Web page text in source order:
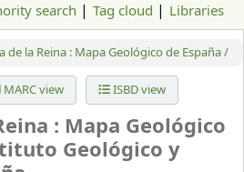
search Tag cloud Libraries
de la Reina : Mapa Geológico de España /
MARC view ISBD view
: Mapa Geológico
Geológico y